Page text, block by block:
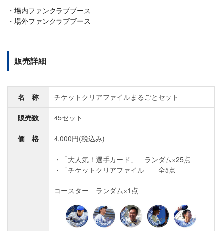
場内ファンクラブブース
場外ファンクラブブース
販売詳細
名 称 チケットクリアファイルまるごとセット
販売数 45セット
価 格 4,000円(税込み)
「大人気！選手カード」 ランダム×25点
「チケットクリアファイル」 全5点
コースター ランダム×1点